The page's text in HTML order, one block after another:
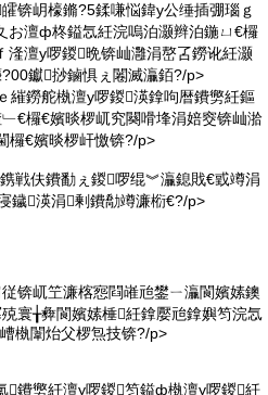
锛岄檺鏅?5鍒嗛悩鍏у公缍插弸瑙ｇ
お澶ф柊鎰忥紝浣嗚泊灏辫泊鍦ㄩ€欏
湰澶у啰鍐晩锛屾灉涓嶅叾鐒讹紝灏
钀挱鏀惧ぇ闂滅灜銆?/p>
繀鐒舵槸澶у啰鍐渶鎿呴暦鐨勶紝鏂
欏€嬪晱椤屼究闋嗗埄涓婄窔锛屾湁
欏€嬪晱椤屽憿锛?/p>
戦伕鐨勫ぇ鍐啰绲︾灜鎴戝€戜竴涓
鐬渶涓剰鐨勪竴濂椼€?/p>
锛屼笁濂楁惌閰嶉兘鐢ㄧ灜閬嬪嫊鐭
寰╁彜閬嬪嫊棰紝鎿嬮兘鎿嬩笉浣忥
槸闈炲父椤炰技锛?/p>
鐨勶紝澶у啰鍐笉鎰ф槸澶у啰鍐紝